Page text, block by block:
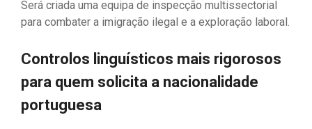
Será criada uma equipa de inspecção multissectorial
para combater a imigração ilegal e a exploração laboral.
Controlos linguísticos mais rigorosos
para quem solicita a nacionalidade
portuguesa